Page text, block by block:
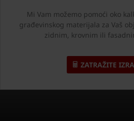
Mi Vam možemo pomoći oko
građevinskog materijala za Vaš
zidnim, krovnim ili
ZATRAŽITE